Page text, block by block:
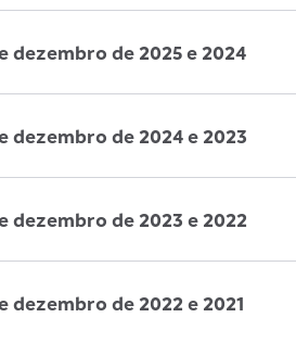
dezembro de 2025 e 2024
dezembro de 2024 e 2023
dezembro de 2023 e 2022
dezembro de 2022 e 2021